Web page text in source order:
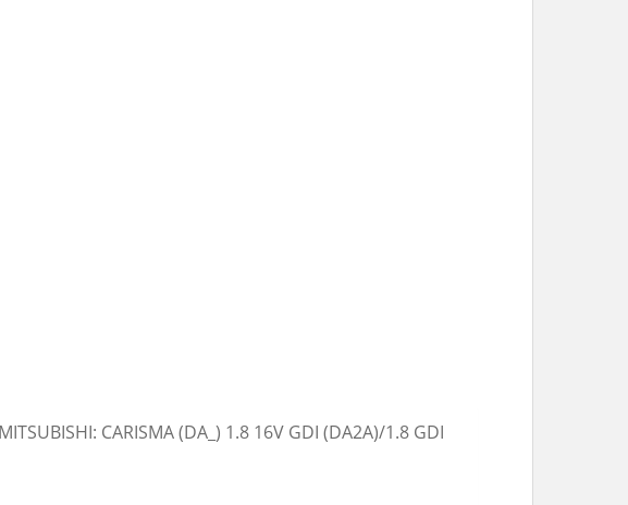
CARISMA (DA_) 1.8 16V GDI (DA2A)/1.8 GDI